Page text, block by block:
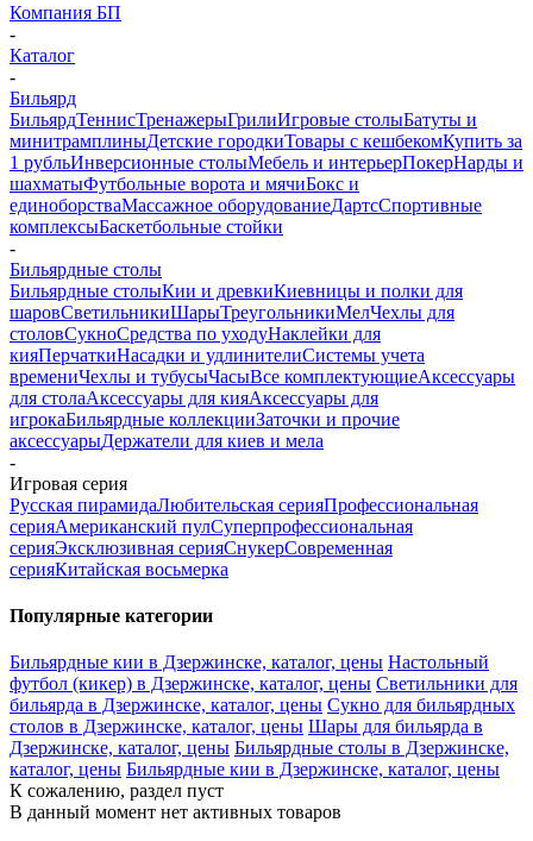
Компания БП
-
Каталог
-
Бильярд
БильярдТеннисТренажерыГрилиИгровые столыБатуты и
минитрамплиныДетские городкиТовары с кешбекомКупить за
1 рубльИнверсионные столыМебель и интерьерПокерНарды и
шахматыФутбольные ворота и мячиБокс и
единоборстваМассажное оборудованиеДартсСпортивные
комплексыБаскетбольные стойки
-
Бильярдные столы
Бильярдные столыКии и древкиКиевницы и полки для
шаровСветильникиШарыТреугольникиМелЧехлы для
столовСукноСредства по уходуНаклейки для
кияПерчаткиНасадки и удлинителиСистемы учета
времениЧехлы и тубусыЧасыВсе комплектующиеАксессуары
для столаАксессуары для кияАксессуары для
игрокаБильярдные коллекцииЗаточки и прочие
аксессуарыДержатели для киев и мела
-
Игровая серия
Русская пирамидаЛюбительская серияПрофессиональная
серияАмериканский пулСуперпрофессиональная
серияЭксклюзивная серияСнукерСовременная
серияКитайская восьмерка
Популярные категории
Бильярдные кии в Дзержинске, каталог, цены Настольный
футбол (кикер) в Дзержинске, каталог, цены Светильники для
бильярда в Дзержинске, каталог, цены Сукно для бильярдных
столов в Дзержинске, каталог, цены Шары для бильярда в
Дзержинске, каталог, цены Бильярдные столы в Дзержинске,
каталог, цены Бильярдные кии в Дзержинске, каталог, цены
К сожалению, раздел пуст
В данный момент нет активных товаров